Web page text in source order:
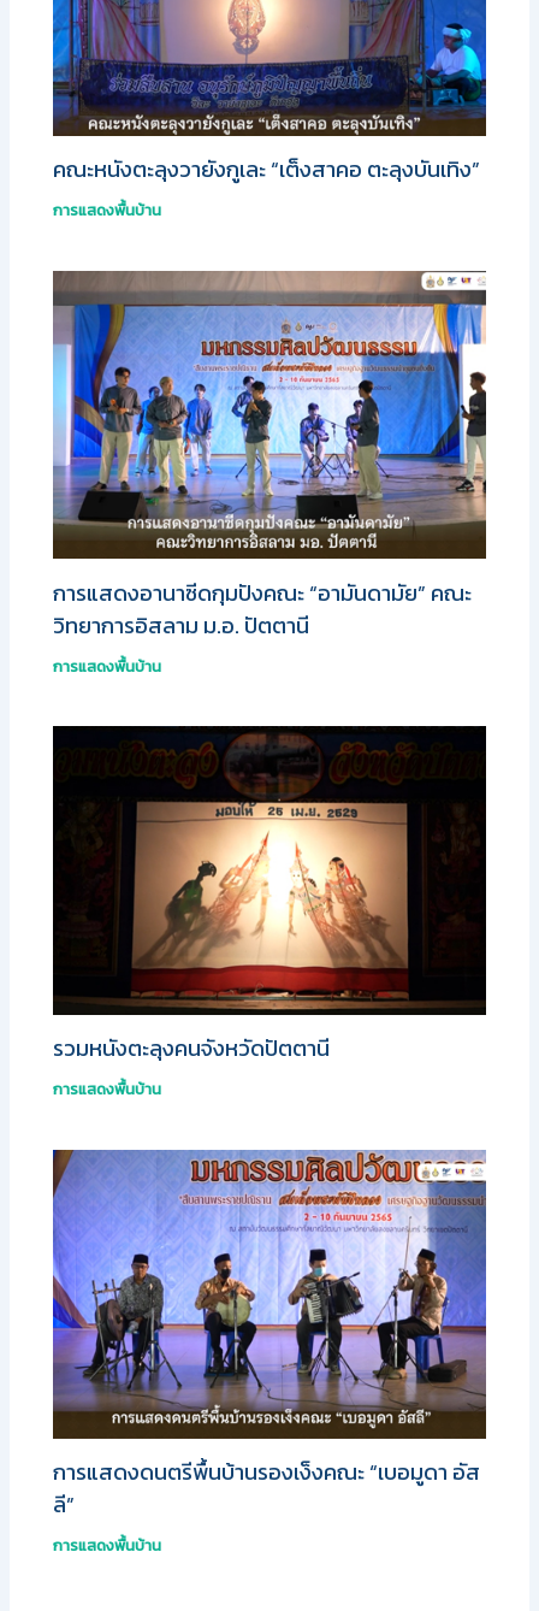
คณะหนังตะลุงวายังกูเละ “เต็งสาคอ ตะลุงบันเทิง”
การแสดงพื้นบ้าน
การแสดงอานาซีดกุมปังคณะ “อามันดามัย” คณะ
วิทยาการอิสลาม ม.อ. ปัตตานี
การแสดงพื้นบ้าน
รวมหนังตะลุงคนจังหวัดปัตตานี
การแสดงพื้นบ้าน
การแสดงดนตรีพื้นบ้านรองเง็งคณะ “เบอมูดา อัส
ลี”
การแสดงพื้นบ้าน